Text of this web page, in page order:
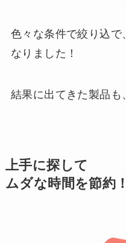
色々な条件で絞り込で
なりました！
結果に出てきた製品も
上手に探して
ムダな時間を節約！